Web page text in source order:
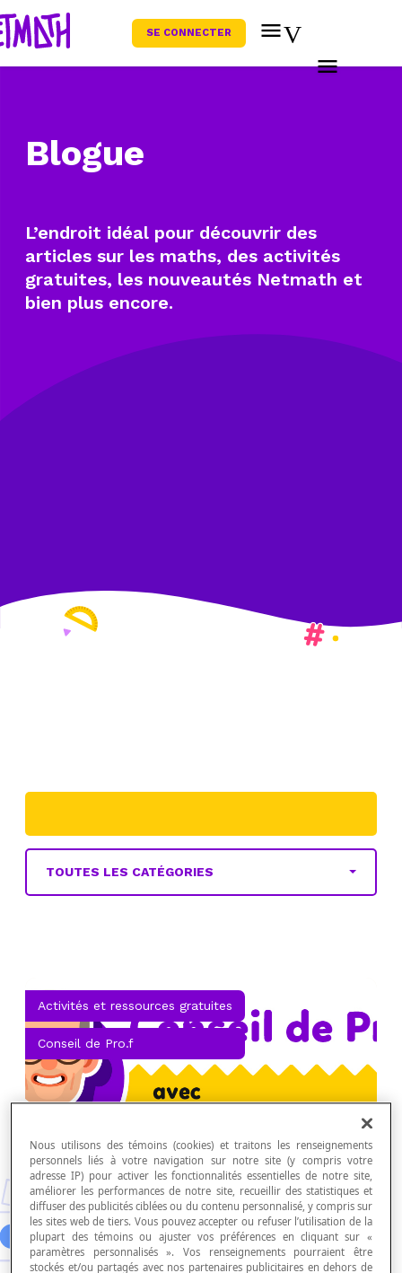
SE CONNECTER
Blogue
L’endroit idéal pour découvrir des
articles sur les maths, des activités
gratuites, les nouveautés Netmath et
bien plus encore.
TOUTES LES CATÉGORIES
Activités et ressources gratuites
Conseil de Pro.f
05.01.2023 | Scolab
ON RÉNOVE!
Nous utilisons des témoins (cookies) et traitons les renseignements
personnels liés à votre navigation sur notre site (y compris votre
adresse IP) pour activer les fonctionnalités essentielles de notre site,
améliorer les performances de notre site, recueillir des statistiques et
diffuser des publicités ciblées ou du contenu personnalisé, y compris sur
les sites web de tiers. Vous pouvez accepter ou refuser l’utilisation de la
plupart des témoins ou ajuster vos préférences en cliquant sur «
paramètres personnalisés ». Vos renseignements pourraient être
stockés et/ou partagés avec nos partenaires publicitaires en dehors de